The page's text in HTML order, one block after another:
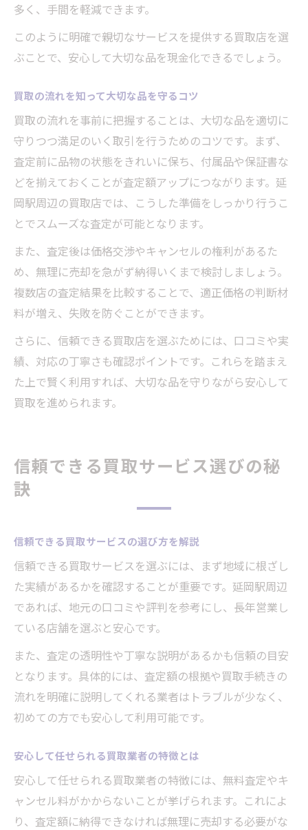
多く、手間を軽減できます。
このように明確で親切なサービスを提供する買取店を選
ぶことで、安心して大切な品を現金化できるでしょう。
買取の流れを知って大切な品を守るコツ
買取の流れを事前に把握することは、大切な品を適切に
守りつつ満足のいく取引を行うためのコツです。まず、
査定前に品物の状態をきれいに保ち、付属品や保証書な
どを揃えておくことが査定額アップにつながります。延
岡駅周辺の買取店では、こうした準備をしっかり行うこ
とでスムーズな査定が可能となります。
また、査定後は価格交渉やキャンセルの権利があるた
め、無理に売却を急がず納得いくまで検討しましょう。
複数店の査定結果を比較することで、適正価格の判断材
料が増え、失敗を防ぐことができます。
さらに、信頼できる買取店を選ぶためには、口コミや実
績、対応の丁寧さも確認ポイントです。これらを踏まえ
た上で賢く利用すれば、大切な品を守りながら安心して
買取を進められます。
信頼できる買取サービス選びの秘
訣
信頼できる買取サービスの選び方を解説
信頼できる買取サービスを選ぶには、まず地域に根ざし
た実績があるかを確認することが重要です。延岡駅周辺
であれば、地元の口コミや評判を参考にし、長年営業し
ている店舗を選ぶと安心です。
また、査定の透明性や丁寧な説明があるかも信頼の目安
となります。具体的には、査定額の根拠や買取手続きの
流れを明確に説明してくれる業者はトラブルが少なく、
初めての方でも安心して利用可能です。
安心して任せられる買取業者の特徴とは
安心して任せられる買取業者の特徴には、無料査定やキ
ャンセル料がかからないことが挙げられます。これによ
り、査定額に納得できなければ無理に売却する必要がな